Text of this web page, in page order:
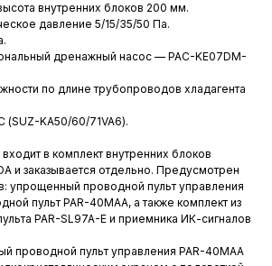
внутренних блоков 200 мм.
давление 5/15/35/50 Па.
дренажный насос — PAC-KE07DM-
по длине трубопроводов хладагента
(SUZ-KA50/60/71VA6).
в комплект внутренних блоков
и заказывается отдельно. Предусмотрен
упрощенный проводной пульт управления
пульт PAR-40MAA, а также комплект из
PAR-SL97A-E и приемника ИК-сигналов
проводной пульт управления PAR-40MAA